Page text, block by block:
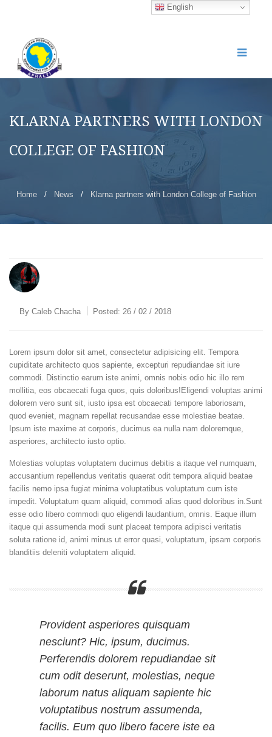
KLARNA PARTNERS WITH LONDON
COLLEGE OF FASHION
Home / News / Klarna partners with London College of Fashion
By Caleb Chacha Posted: 26 / 02 / 2018
Lorem ipsum dolor sit amet, consectetur adipisicing elit. Tempora
cupiditate architecto quos sapiente, excepturi repudiandae sit iure
commodi. Distinctio earum iste animi, omnis nobis odio hic illo rem
mollitia, eos obcaecati fuga quos, quis doloribus!Eligendi voluptas animi
dolorem vero sunt sit, iusto ipsa est obcaecati tempore laboriosam,
quod eveniet, magnam repellat recusandae esse molestiae beatae.
Ipsum iste maxime at corporis, ducimus ea nulla nam doloremque,
asperiores, architecto iusto optio.
Molestias voluptas voluptatem ducimus debitis a itaque vel numquam,
accusantium repellendus veritatis quaerat odit tempora aliquid beatae
facilis nemo ipsa fugiat minima voluptatibus voluptatum cum iste
impedit. Voluptatum quam aliquid, commodi alias quod doloribus in.Sunt
esse odio libero commodi quo eligendi laudantium, omnis. Eaque illum
itaque qui assumenda modi sunt placeat tempora adipisci veritatis
soluta ratione id, animi minus ut error quasi, voluptatum, ipsam corporis
blanditiis deleniti voluptatem aliquid.
Provident asperiores quisquam
nesciunt? Hic, ipsum, ducimus.
Perferendis dolorem repudiandae sit
cum odit deserunt, molestias, neque
laborum natus aliquam sapiente hic
voluptatibus nostrum assumenda,
facilis. Eum quo libero facere iste ea
English